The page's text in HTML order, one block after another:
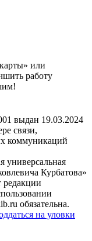
или
работу
выдан 19.03.2024
связи,
коммуникаций
универсальная
Курбатова»
редакции
обязательна.
на уловки